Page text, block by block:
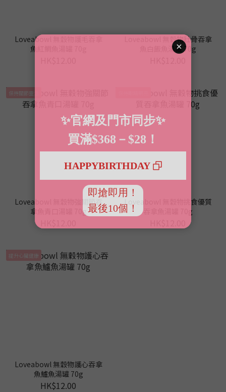
Loveabowl 無穀物護毛吞拿
魚紅鯛魚湯罐 70g
Loveabowl 無穀物壯骨吞拿
魚白飯魚湯罐 70g
保持關節靈活
Loveabowl 無穀物強關節吞
拿魚青口湯罐 70g
Loveabowl 無穀物挑食優質
吞拿魚湯罐 70g
提升心臟健康
Loveabowl 無穀物護心吞拿
魚鱸魚湯罐 70g
HK$12.00